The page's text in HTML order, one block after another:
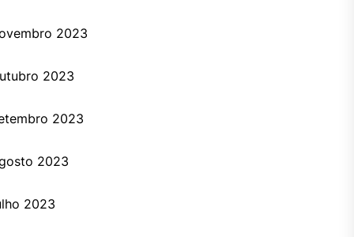
2023
2023
2023
2023
2023